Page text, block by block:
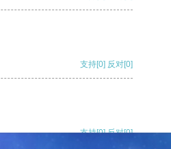
支持[0] 反对[0]
支持[0] 反对[0]